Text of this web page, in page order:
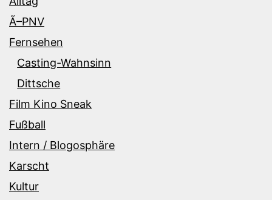
Ã–PNV
Fernsehen
Casting-Wahnsinn
Dittsche
Film Kino Sneak
Fußball
Intern / Blogosphäre
Karscht
Kultur